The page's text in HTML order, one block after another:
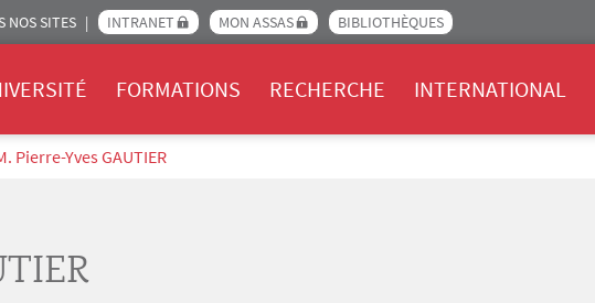
NOS SITES INTRANET MON ASSAS BIBLIOTHÈQUES
FORMATIONS RECHERCHE INTERNATIONAL
Pierre-Yves GAUTIER